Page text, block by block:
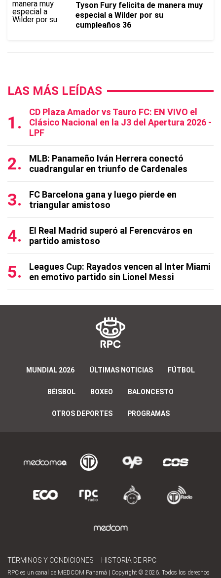
Tyson Fury felicita de manera muy
especial a Wilder por su
cumpleaños 36
LAS MÁS LEÍDAS
CD Plaza Amador vs Tauro FC: EN VIVO el
Clásico Nacional en la J3 del Apertura 2026 -
LPF
MLB: Panameño Iván Herrera conectó
cuadrangular en triunfo de Cardenales
FC Barcelona gana y luego pierde en
triangular amistoso
El Real Madrid superó al Ferencváros en
partido amistoso
Leagues Cup: Rayados vencen al Inter Miami
en emotivo partido sin Lionel Messi
MUNDIAL 2026 ÚLTIMAS NOTICIAS FÚTBOL
BÉISBOL BOXEO BALONCESTO
OTROS DEPORTES PROGRAMAS
TÉRMINOS Y CONDICIONES HISTORIA DE RPC
RPC es un canal de MEDCOM Panamá | Copyright © 2026. Todos los derechos